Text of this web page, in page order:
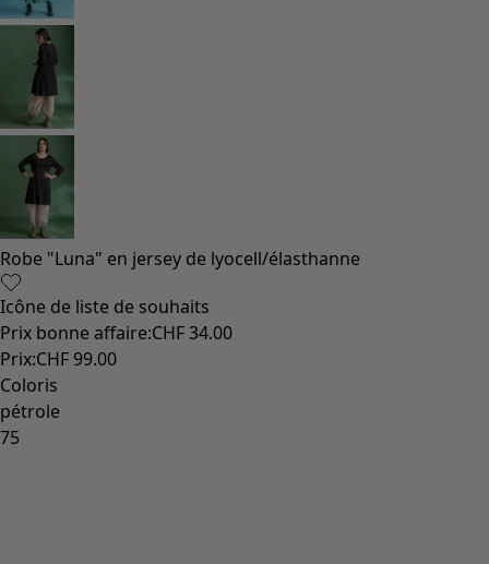
Robe "Luna" en jersey de lyocell/élasthanne
Icône de liste de souhaits
Prix bonne affaire:CHF 34.00
Prix:CHF 99.00
Coloris
pétrole
75